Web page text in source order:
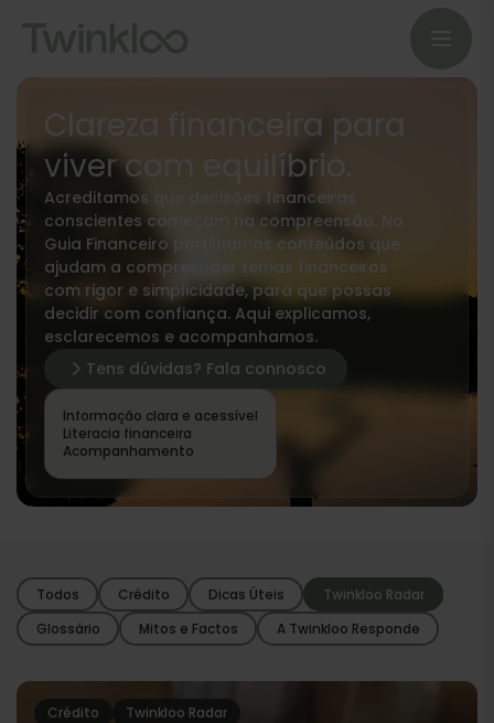
Clareza financeira para
viver com equilíbrio.
Acreditamos que decisões financeiras
conscientes começam na compreensão. No
Guia Financeiro partilhamos conteúdos que
ajudam a compreender temas financeiros
com rigor e simplicidade, para que possas
decidir com confiança. Aqui explicamos,
esclarecemos e acompanhamos.
Tens dúvidas? Fala connosco
Informação clara e acessível
Literacia financeira
Acompanhamento
Todos Crédito Dicas Úteis
Twinkloo Radar
Glossário
Mitos e Factos A Twinkloo Responde
Crédito Twinkloo Radar